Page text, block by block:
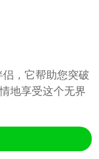
，它帮助您突破
地享受这个无界